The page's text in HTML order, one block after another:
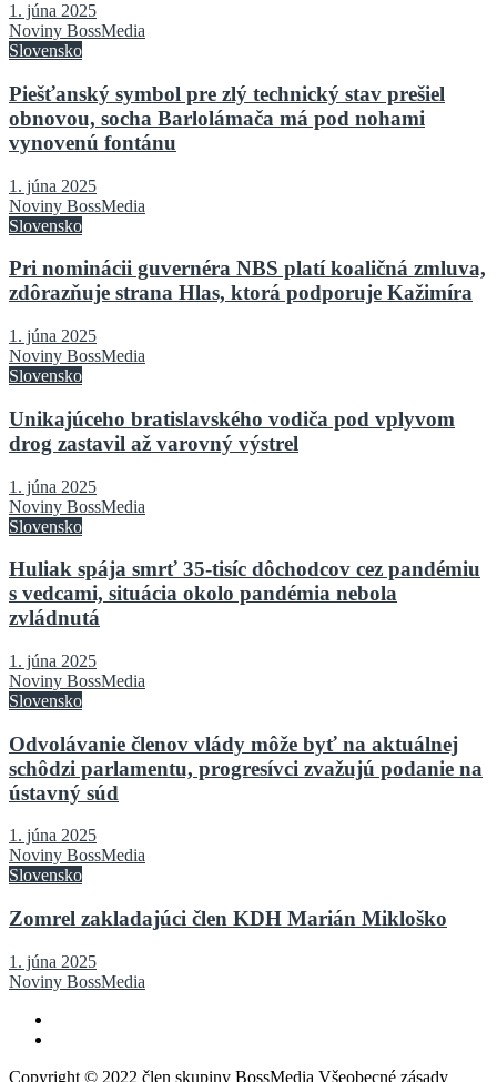
1. júna 2025
Noviny BossMedia
Slovensko
Piešťanský symbol pre zlý technický stav prešiel
obnovou, socha Barlolámača má pod nohami
vynovenú fontánu
1. júna 2025
Noviny BossMedia
Slovensko
Pri nominácii guvernéra NBS platí koaličná zmluva,
zdôrazňuje strana Hlas, ktorá podporuje Kažimíra
1. júna 2025
Noviny BossMedia
Slovensko
Unikajúceho bratislavského vodiča pod vplyvom
drog zastavil až varovný výstrel
1. júna 2025
Noviny BossMedia
Slovensko
Huliak spája smrť 35-tisíc dôchodcov cez pandémiu
s vedcami, situácia okolo pandémia nebola
zvládnutá
1. júna 2025
Noviny BossMedia
Slovensko
Odvolávanie členov vlády môže byť na aktuálnej
schôdzi parlamentu, progresívci zvažujú podanie na
ústavný súd
1. júna 2025
Noviny BossMedia
Slovensko
Zomrel zakladajúci člen KDH Marián Mikloško
1. júna 2025
Noviny BossMedia
Copyright © 2022 člen skupiny BossMedia Všeobecné zásady